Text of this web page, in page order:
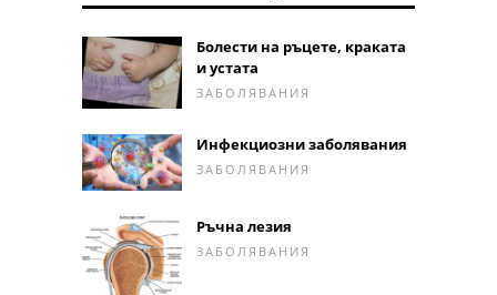
Болести на ръцете, краката
и устата
ЗАБОЛЯВАНИЯ
Инфекциозни заболявания
ЗАБОЛЯВАНИЯ
Ръчна лезия
ЗАБОЛЯВАНИЯ